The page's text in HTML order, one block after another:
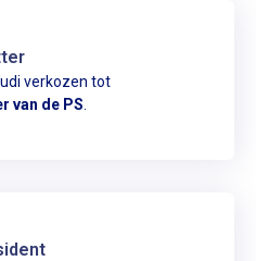
verkozen tot
van de PS